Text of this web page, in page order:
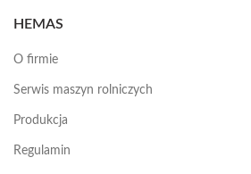
HEMAS
O firmie
Serwis maszyn rolniczych
Produkcja
Regulamin